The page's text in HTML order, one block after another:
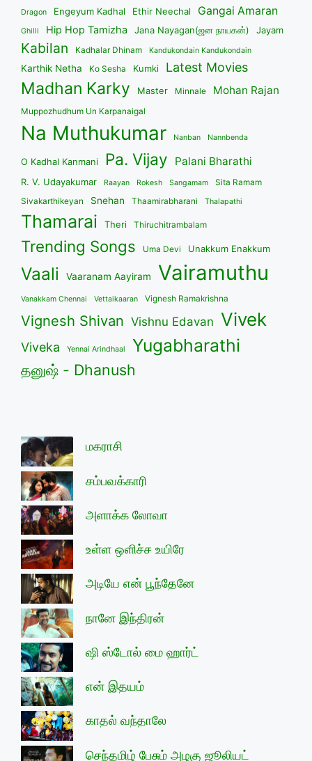
Dragon Engeyum Kadhal Ethir Neechal Gangai Amaran
Ghilli Hip Hop Tamizha Jana Nayagan(ஜன நாயகன்) Jayam
Kabilan Kadhalar Dhinam Kandukondain Kandukondain
Karthik Netha Ko Sesha Kumki Latest Movies
Madhan Karky Master Minnale Mohan Rajan
Muppozhudhum Un Karpanaigal
Na Muthukumar Nanban Nannbenda
O Kadhal Kanmani Pa. Vijay Palani Bharathi
R. V. Udayakumar Raayan Rokesh Sangamam
Sita Ramam
Sivakarthikeyan
Snehan Thaamirabharani Thalapathi
Thamarai Theri Thiruchitrambalam
Trending Songs Uma Devi Unakkum Enakkum
Vaali Vaaranam Aayiram Vairamuthu
Vanakkam Chennai Vettaikaaran Vignesh Ramakrishna
Vignesh Shivan Vishnu Edavan Vivek
Viveka Yennai Arindhaal Yugabharathi
தனுஷ் - Dhanush
மகராசி
சம்பவக்காரி
அளாக்க லோவா
உள்ள ஒளிச்ச உயிரே
அடியே என் பூந்தேனே
நானே இந்திரன்
ஷி ஸ்டோல் மை ஹார்ட்
என் இதயம்
காதல் வந்தாலே
செந்தமிழ் பேசும் அழகு ஜூலியட்